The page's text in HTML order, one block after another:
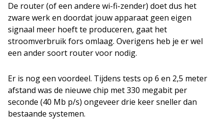
De router (of een andere wi-fi-zender) doet dus het
zware werk en doordat jouw apparaat geen eigen
signaal meer hoeft te produceren, gaat het
stroomverbruik fors omlaag. Overigens heb je er wel
een ander soort router voor nodig.
Er is nog een voordeel. Tijdens tests op 6 en 2,5 meter
afstand was de nieuwe chip met 330 megabit per
seconde (40 Mb p/s) ongeveer drie keer sneller dan
bestaande systemen.